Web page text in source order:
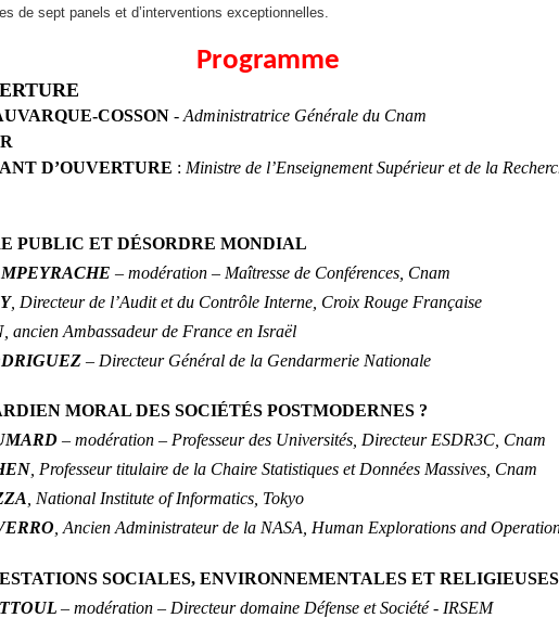
de sept panels et d’interventions exceptionnelles.
Programme
COSSON -Administratrice Générale du Cnam
D’OUVERTURE : Ministre de l’Enseignement Supérieur et de la
PUBLIC ET DÉSORDRE MONDIAL
– modération – Maîtresse de Conférences, Cnam
, Directeur de l’Audit et du Contrôle Interne, Croix Rouge Française
, ancien Ambassadeur de France en Israël
– Directeur Général de la Gendarmerie Nationale
MORAL DES SOCIÉTÉS POSTMODERNES ?
– modération – Professeur des Universités, Directeur ESDR3C, Cnam
, Professeur titulaire de la Chaire Statistiques et Données Massives, Cnam
, National Institute of Informatics, Tokyo
, Ancien Administrateur de la NASA, Human Explorations and
SOCIALES, ENVIRONNEMENTALES ET RELIGIEUSES
– modération – Directeur domaine Défense et Société - IRSEM